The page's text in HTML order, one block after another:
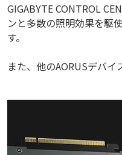
GIGABYTE CONTROL
ンと多数の照明効果を駆
す。
また、他のAORUSデバイ